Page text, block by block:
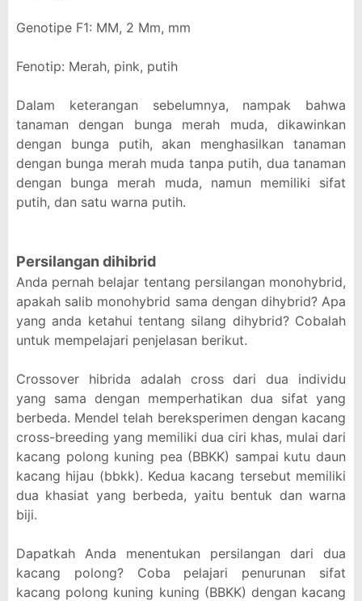
Genotipe F1: MM, 2 Mm, mm
Fenotip: Merah, pink, putih
Dalam keterangan sebelumnya, nampak bahwa
tanaman dengan bunga merah muda, dikawinkan
dengan bunga putih, akan menghasilkan tanaman
dengan bunga merah muda tanpa putih, dua tanaman
dengan bunga merah muda, namun memiliki sifat
putih, dan satu warna putih.
Persilangan dihibrid
Anda pernah belajar tentang persilangan monohybrid,
apakah salib monohybrid sama dengan dihybrid? Apa
yang anda ketahui tentang silang dihybrid? Cobalah
untuk mempelajari penjelasan berikut.
Crossover hibrida adalah cross dari dua individu
yang sama dengan memperhatikan dua sifat yang
berbeda. Mendel telah bereksperimen dengan kacang
cross-breeding yang memiliki dua ciri khas, mulai dari
kacang polong kuning pea (BBKK) sampai kutu daun
kacang hijau (bbkk). Kedua kacang tersebut memiliki
dua khasiat yang berbeda, yaitu bentuk dan warna
biji.
Dapatkah Anda menentukan persilangan dari dua
kacang polong? Coba pelajari penurunan sifat
kacang polong kuning kuning (BBKK) dengan kacang